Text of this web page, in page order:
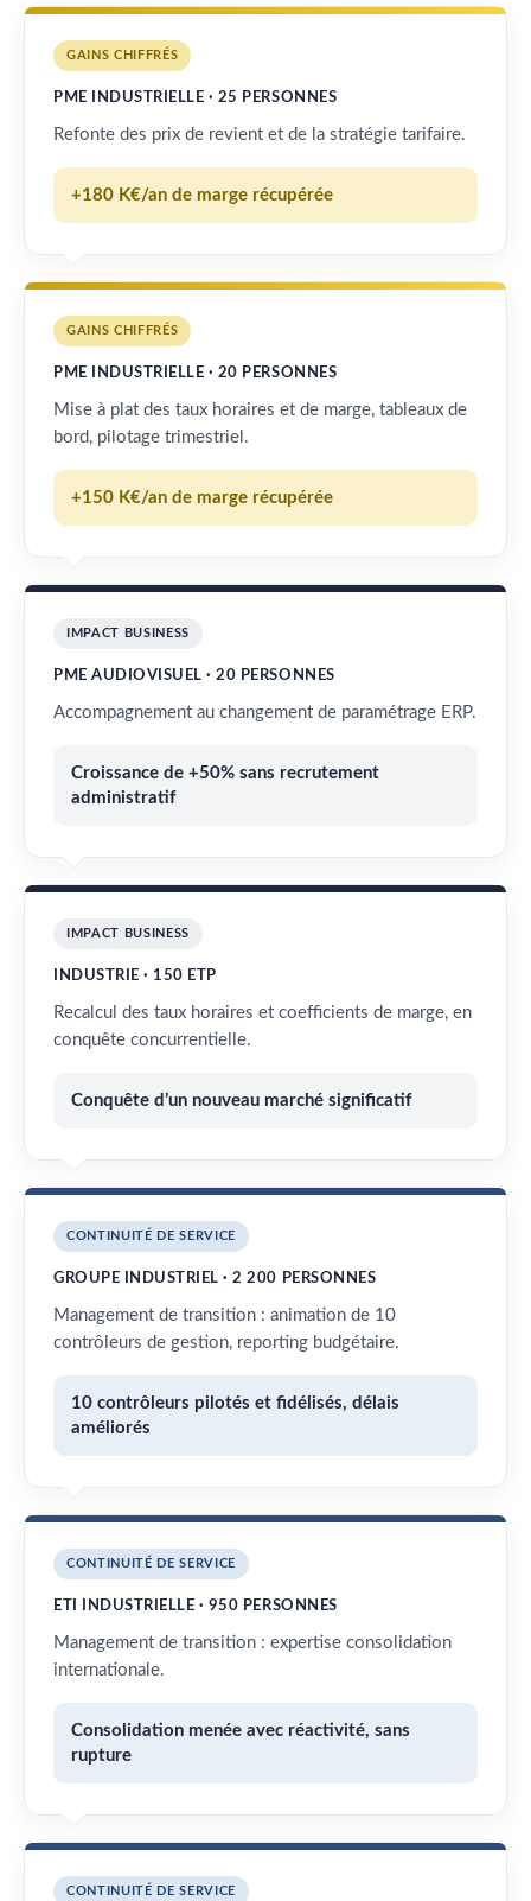
GAINS CHIFFRÉS
PME INDUSTRIELLE · 25 PERSONNES
Refonte des prix de revient et de la stratégie tarifaire.
+180 K€/an de marge récupérée
GAINS CHIFFRÉS
PME INDUSTRIELLE · 20 PERSONNES
Mise à plat des taux horaires et de marge, tableaux de
bord, pilotage trimestriel.
+150 K€/an de marge récupérée
IMPACT BUSINESS
PME AUDIOVISUEL · 20 PERSONNES
Accompagnement au changement de paramétrage ERP.
Croissance de +50% sans recrutement
administratif
IMPACT BUSINESS
INDUSTRIE · 150 ETP
Recalcul des taux horaires et coefficients de marge, en
conquête concurrentielle.
Conquête d’un nouveau marché significatif
CONTINUITÉ DE SERVICE
GROUPE INDUSTRIEL · 2 200 PERSONNES
Management de transition : animation de 10
contrôleurs de gestion, reporting budgétaire.
10 contrôleurs pilotés et fidélisés, délais
améliorés
CONTINUITÉ DE SERVICE
ETI INDUSTRIELLE · 950 PERSONNES
Management de transition : expertise consolidation
internationale.
Consolidation menée avec réactivité, sans
rupture
CONTINUITÉ DE SERVICE